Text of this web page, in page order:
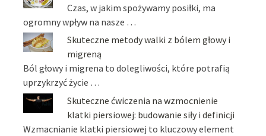
Czas, w jakim spożywamy posiłki, ma
ogromny wpływ na nasze …
Skuteczne metody walki z bólem głowy i
migreną
Ból głowy i migrena to dolegliwości, które potrafią
uprzykrzyć życie …
Skuteczne ćwiczenia na wzmocnienie
klatki piersiowej: budowanie siły i definicji
Wzmacnianie klatki piersiowej to kluczowy element